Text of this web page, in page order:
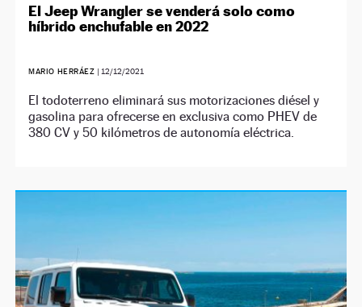
El Jeep Wrangler se venderá solo como
híbrido enchufable en 2022
MARIO HERRÁEZ | 12/12/2021
El todoterreno eliminará sus motorizaciones diésel y
gasolina para ofrecerse en exclusiva como PHEV de
380 CV y 50 kilómetros de autonomía eléctrica.